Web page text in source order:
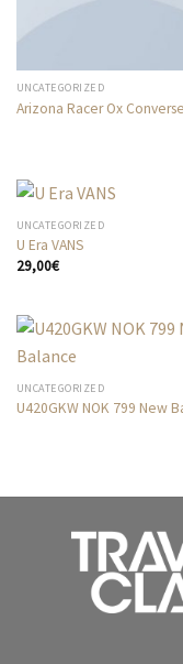
UNCATEGORIZED
Arizona Racer Ox Converse
UNCATEGORIZED
U Era VANS
29,00€
UNCATEGORIZED
U420GKW NOK 799 New